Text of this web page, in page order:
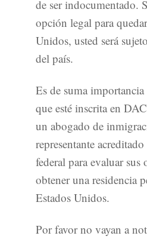
de ser indocumentado.
opción legal para
Unidos, usted será
del país.
Es de suma
que esté inscrita en
un abogado de
representante
federal para evaluar sus
obtener una residencia
Estados Unidos.
Por favor no vayan a